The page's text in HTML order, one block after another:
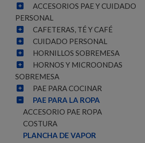
ACCESORIOS PAE Y CUIDADO
PERSONAL
CAFETERAS, TÉ Y CAFÉ
CUIDADO PERSONAL
HORNILLOS SOBREMESA
HORNOS Y MICROONDAS
SOBREMESA
PAE PARA COCINAR
PAE PARA LA ROPA
ACCESORIO PAE ROPA
COSTURA
PLANCHA DE VAPOR